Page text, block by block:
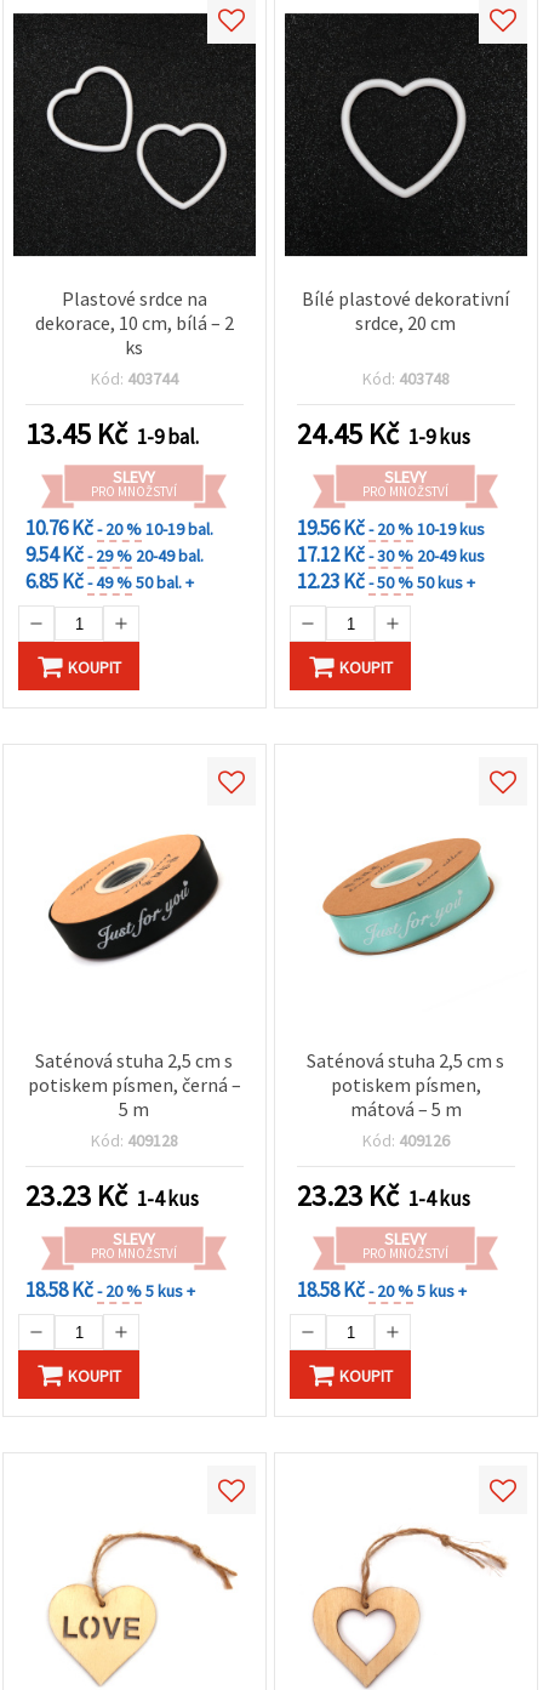
Plastové srdce na
dekorace, 10 cm, bílá – 2
ks
Kód: 403744
13.45 Kč 1-9 bal.
SLEVY
PRO MNOŽSTVÍ
10.76 Kč- 20 %10-19 bal.
9.54 Kč- 29 % 20-49 bal.
6.85 Kč- 49 %50 bal. +
KOUPIT
Bílé plastové dekorativní
srdce, 20 cm
Kód: 403748
24.45 Kč 1-9 kus
SLEVY
PRO MNOŽSTVÍ
19.56 Kč- 20 %10-19 kus
17.12 Kč- 30 % 20-49 kus
12.23 Kč- 50 %50 kus +
KOUPIT
Saténová stuha 2,5 cm s
potiskem písmen, černá –
5 m
Kód: 409128
23.23 Kč 1-4 kus
SLEVY
PRO MNOŽSTVÍ
18.58 Kč- 20 %5 kus +
KOUPIT
Saténová stuha 2,5 cm s
potiskem písmen,
mátová – 5 m
Kód: 409126
23.23 Kč 1-4 kus
SLEVY
PRO MNOŽSTVÍ
18.58 Kč- 20 %5 kus +
KOUPIT